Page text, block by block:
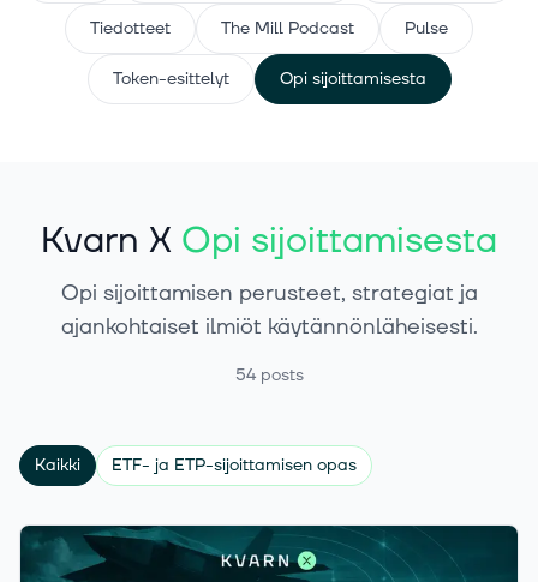
Tiedotteet The Mill Podcast Pulse
Token-esittelyt Opi sijoittamisesta
Kvarn X Opi sijoittamisesta
Opi sijoittamisen perusteet, strategiat ja
ajankohtaiset ilmiöt käytännönläheisesti.
54 posts
Kaikki ETF- ja ETP-sijoittamisen opas